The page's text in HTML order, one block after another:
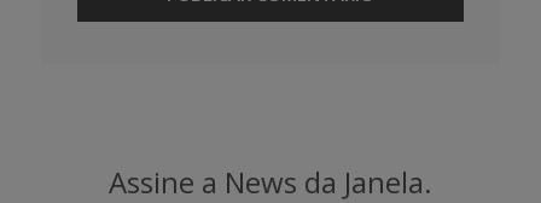
Assine a News da Janela.